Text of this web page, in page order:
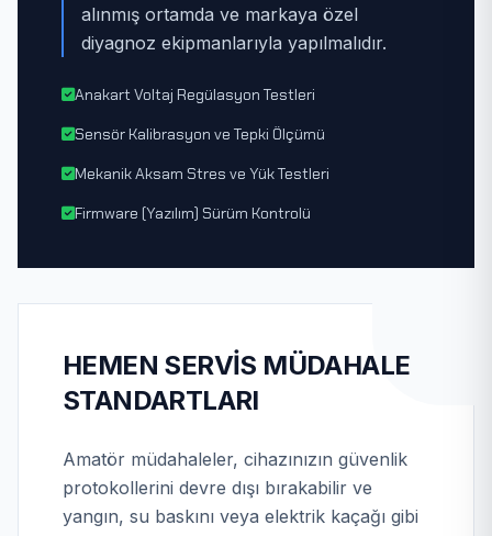
alınmış ortamda ve markaya özel
diyagnoz ekipmanlarıyla yapılmalıdır.
Anakart Voltaj Regülasyon Testleri
Sensör Kalibrasyon ve Tepki Ölçümü
Mekanik Aksam Stres ve Yük Testleri
Firmware (Yazılım) Sürüm Kontrolü
HEMEN SERVIS MÜDAHALE
STANDARTLARI
Amatör müdahaleler, cihazınızın güvenlik
protokollerini devre dışı bırakabilir ve
yangın, su baskını veya elektrik kaçağı gibi